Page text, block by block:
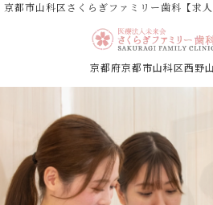
京都市山科区さくらぎファミリー歯科【求人
京都府京都市山科区西野